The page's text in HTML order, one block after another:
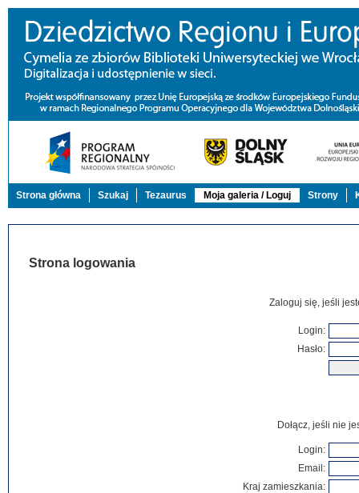
Strona główna Szukaj Tezaurus Moja galeria / Loguj Strony
Strona logowania
Zaloguj się, jeśli
Login:
Hasło:
Dołącz, jeśli nie
Login:
Email:
Kraj zamieszkania: